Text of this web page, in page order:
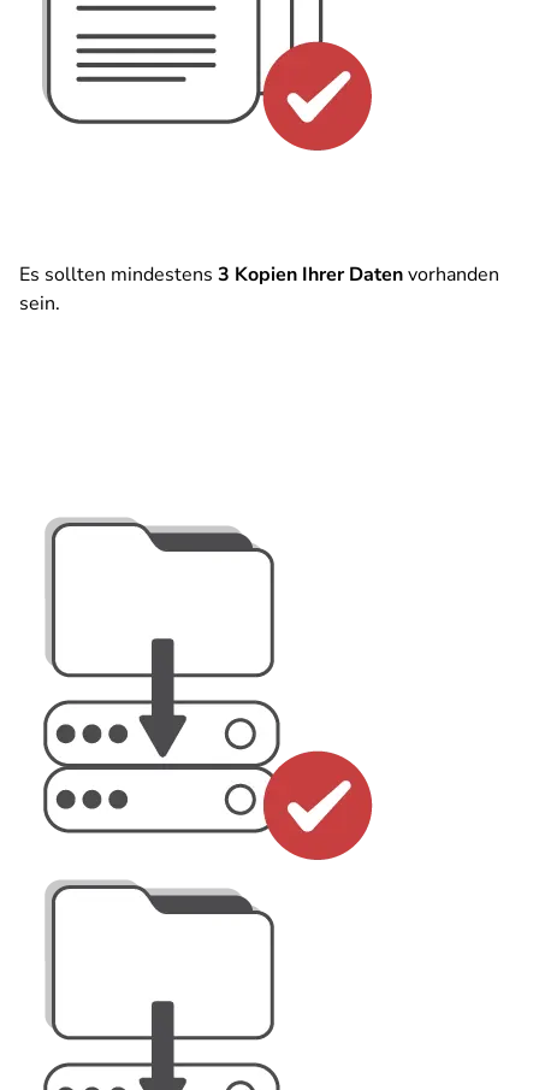
Es sollten mindestens 3 Kopien Ihrer Datenvorhanden
sein.